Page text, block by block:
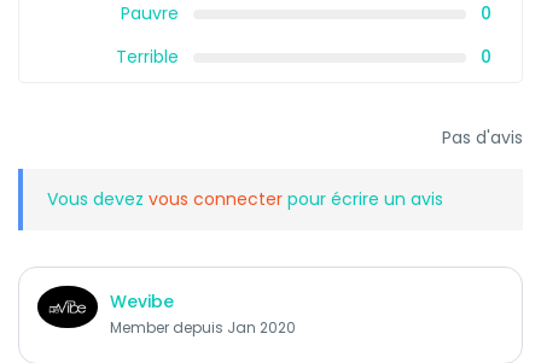
Pauvre
0
Terrible
0
Pas d'avis
Vous devez vous connecter pour écrire un avis
Wevibe
Member depuis Jan 2020